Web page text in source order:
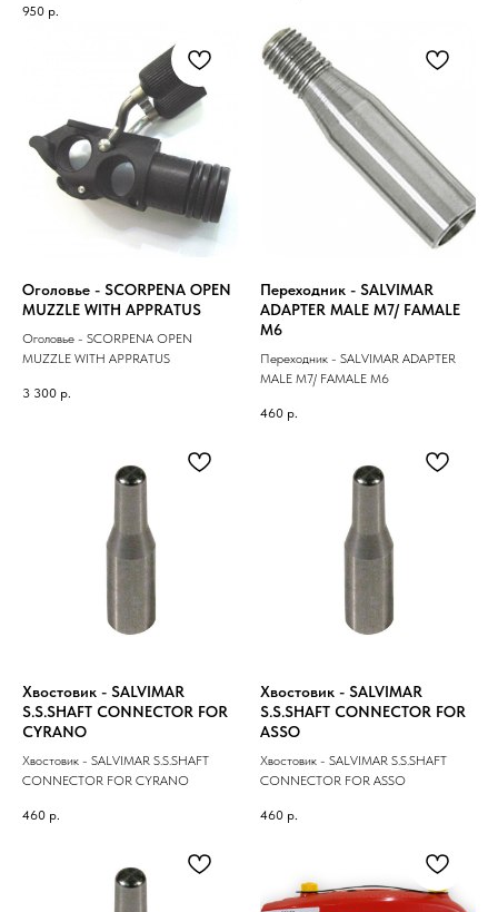
950 р.
Оголовье - SCORPENA OPEN
MUZZLE WITH APPRATUS
Оголовье - SCORPENA OPEN
MUZZLE WITH APPRATUS
3 300 р.
Переходник - SALVIMAR
ADAPTER MALE M7/ FAMALE
M6
Переходник - SALVIMAR ADAPTER
MALE M7/ FAMALE M6
460 р.
Хвостовик - SALVIMAR
S.S.SHAFT CONNECTOR FOR
CYRANO
Хвостовик - SALVIMAR S.S.SHAFT
CONNECTOR FOR CYRANO
460 р.
Хвостовик - SALVIMAR
S.S.SHAFT CONNECTOR FOR
ASSO
Хвостовик - SALVIMAR S.S.SHAFT
CONNECTOR FOR ASSO
460 р.